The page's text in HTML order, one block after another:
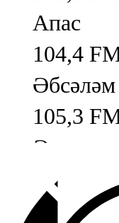
Апас
104,4
Әбсәләм
105,3
Әлмәт
92,9 FM
Базарлы